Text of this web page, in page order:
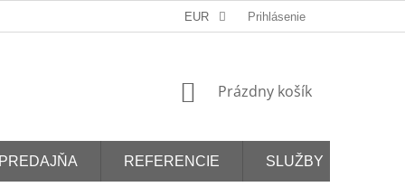
EUR Prihlásenie
NÁKUPNÝ
Prázdny košík
PREDAJŇA REFERENCIE SLUŽBY